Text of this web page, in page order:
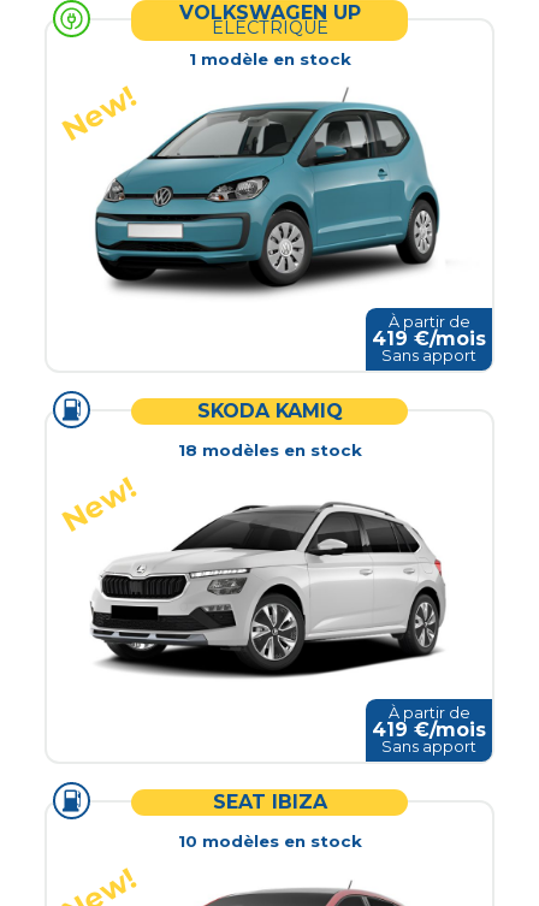
VOLKSWAGEN UP
ELECTRIQUE
1modèleen stock
À partir de
419 €/mois
Sans apport
SKODA KAMIQ
18 modèlesen stock
À partir de
419 €/mois
Sans apport
SEAT IBIZA
10 modèlesen stock